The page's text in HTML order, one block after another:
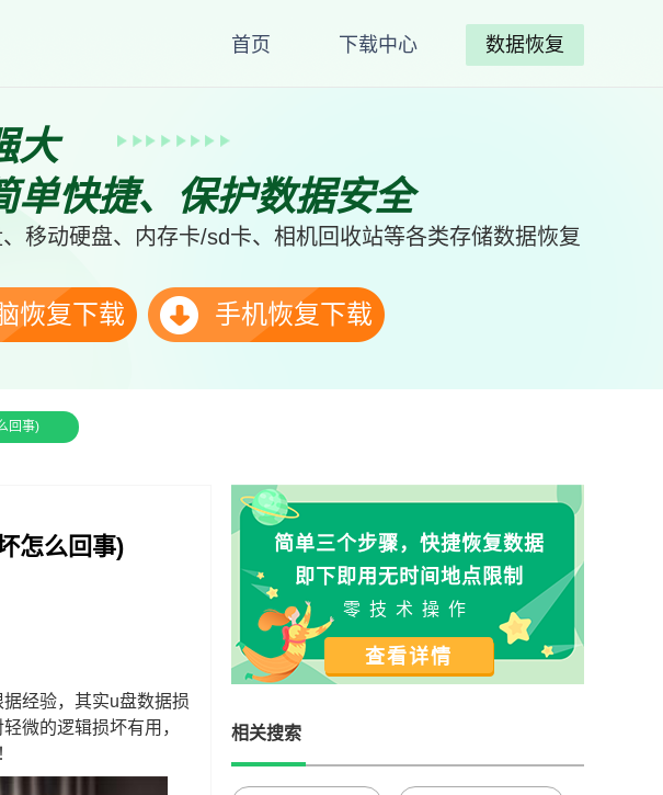
首页 下载中心 数据恢复
大
单快捷、保护数据安全
移动硬盘、内存卡/sd卡、相机回收站等各类存储数据恢复
恢复下载 手机恢复下载
回事)
怎么回事)
经验，其实u盘数据损
微的逻辑损坏有用，
简单三个步骤，快捷恢复数据
即下即用无时间地点限制
零技术操作
查看详情
相关搜索